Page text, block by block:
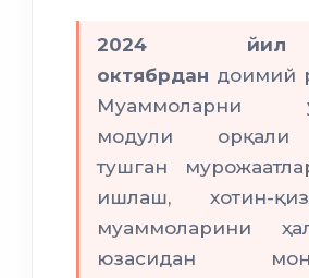
2024
октябрдан доимий
Муаммоларни
модули
тушган
ишлаш, хотин-
муаммоларини
юзасидан